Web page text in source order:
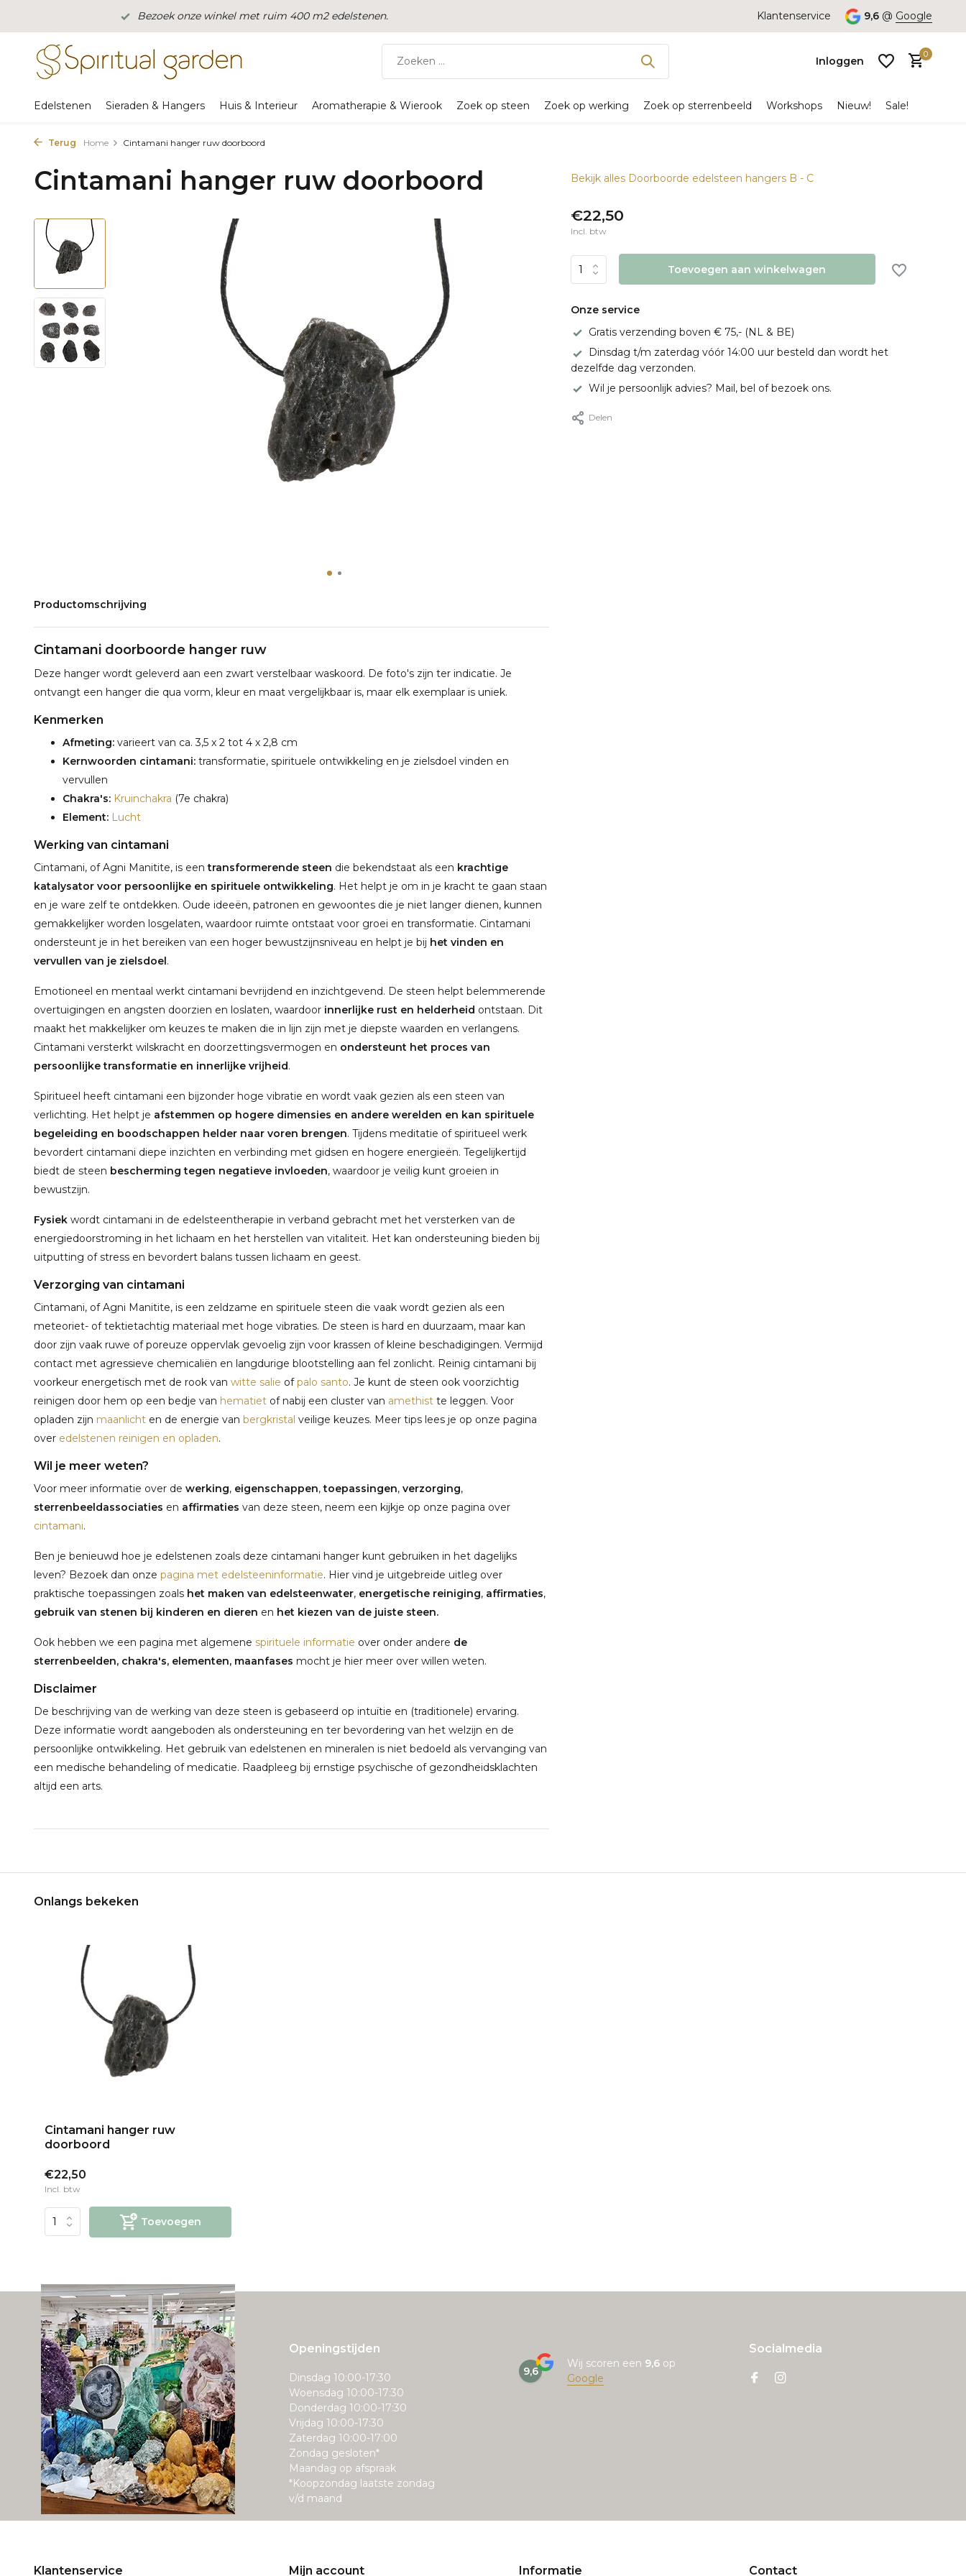
Bezoek onze winkel met ruim 400 m2 edelstenen. Klantenservice 9,6 @ Google
Inloggen
Account
0
Edelstenen Sieraden & Hangers Huis & Interieur Aromatherapie & Wierook Zoek op steen Zoek op werking Zoek op sterrenbeeld Workshops Nieuw! Sale!
Terug Home Cintamani hanger ruw doorboord
Cintamani hanger ruw doorboord
Productomschrijving
Cintamani doorboorde hanger ruw
Deze hanger wordt geleverd aan een zwart verstelbaar waskoord. De foto's zijn ter indicatie. Je
ontvangt een hanger die qua vorm, kleur en maat vergelijkbaar is, maar elk exemplaar is uniek.
Kenmerken
Afmeting: varieert van ca. 3,5 x 2 tot 4 x 2,8 cm
Kernwoorden cintamani: transformatie, spirituele ontwikkeling en je zielsdoel vinden en
vervullen
Chakra's: Kruinchakra (7e chakra)
Element: Lucht
Werking van cintamani
Cintamani, of Agni Manitite, is een transformerende steen die bekendstaat als een krachtige
katalysator voor persoonlijke en spirituele ontwikkeling. Het helpt je om in je kracht te gaan staan
en je ware zelf te ontdekken. Oude ideeën, patronen en gewoontes die je niet langer dienen, kunnen
gemakkelijker worden losgelaten, waardoor ruimte ontstaat voor groei en transformatie. Cintamani
ondersteunt je in het bereiken van een hoger bewustzijnsniveau en helpt je bij het vinden en
vervullen van je zielsdoel.
Emotioneel en mentaal werkt cintamani bevrijdend en inzichtgevend. De steen helpt belemmerende
overtuigingen en angsten doorzien en loslaten, waardoor innerlijke rust en helderheid ontstaan. Dit
maakt het makkelijker om keuzes te maken die in lijn zijn met je diepste waarden en verlangens.
Cintamani versterkt wilskracht en doorzettingsvermogen en ondersteunt het proces van
persoonlijke transformatie en innerlijke vrijheid.
Spiritueel heeft cintamani een bijzonder hoge vibratie en wordt vaak gezien als een steen van
verlichting. Het helpt je afstemmen op hogere dimensies en andere werelden en kan spirituele
begeleiding en boodschappen helder naar voren brengen. Tijdens meditatie of spiritueel werk
bevordert cintamani diepe inzichten en verbinding met gidsen en hogere energieën. Tegelijkertijd
biedt de steen bescherming tegen negatieve invloeden, waardoor je veilig kunt groeien in
bewustzijn.
Fysiek wordt cintamani in de edelsteentherapie in verband gebracht met het versterken van de
energiedoorstroming in het lichaam en het herstellen van vitaliteit. Het kan ondersteuning bieden bij
uitputting of stress en bevordert balans tussen lichaam en geest.
Verzorging van cintamani
Cintamani, of Agni Manitite, is een zeldzame en spirituele steen die vaak wordt gezien als een
meteoriet- of tektietachtig materiaal met hoge vibraties. De steen is hard en duurzaam, maar kan
door zijn vaak ruwe of poreuze oppervlak gevoelig zijn voor krassen of kleine beschadigingen. Vermijd
contact met agressieve chemicaliën en langdurige blootstelling aan fel zonlicht. Reinig cintamani bij
voorkeur energetisch met de rook van witte salie ofpalo santo. Je kunt de steen ook voorzichtig
reinigen door hem op een bedje van hematiet of nabij een cluster van amethist te leggen. Voor
opladen zijn maanlicht en de energie van bergkristal veilige keuzes. Meer tips lees je op onze pagina
over edelstenen reinigen en opladen.
Wil je meer weten?
Voor meer informatie over de werking, eigenschappen,toepassingen, verzorging,
sterrenbeeldassociaties en affirmaties van deze steen, neem een kijkje op onze pagina over
cintamani.
Ben je benieuwd hoe je edelstenen zoals deze cintamani hanger kunt gebruiken in het dagelijks
leven? Bezoek dan onze pagina met edelsteeninformatie. Hier vind je uitgebreide uitleg over
praktische toepassingen zoals het maken van edelsteenwater, energetische reiniging, affirmaties,
gebruik van stenen bij kinderen en dieren en het kiezen van de juiste steen.
Ook hebben we een pagina met algemene spirituele informatie over onder andere de
sterrenbeelden, chakra's, elementen, maanfases mocht je hier meer over willen weten.
Disclaimer
De beschrijving van de werking van deze steen is gebaseerd op intuïtie en (traditionele) ervaring.
Deze informatie wordt aangeboden als ondersteuning en ter bevordering van het welzijn en de
persoonlijke ontwikkeling. Het gebruik van edelstenen en mineralen is niet bedoeld als vervanging van
een medische behandeling of medicatie. Raadpleeg bij ernstige psychische of gezondheidsklachten
altijd een arts.
Bekijk alles Doorboorde edelsteen hangers B - C
€22,50
Incl. btw
Toevoegen aan winkelwagen
Onze service
Gratis verzending boven € 75,- (NL & BE)
Dinsdag t/m zaterdag vóór 14:00 uur besteld dan wordt het
dezelfde dag verzonden.
Wil je persoonlijk advies? Mail, bel of bezoek ons.
Delen
Onlangs bekeken
Cintamani hanger ruw
doorboord
€22,50
Incl. btw
Toevoegen
Openingstijden
Dinsdag 10:00-17:30
Woensdag 10:00-17:30
Donderdag 10:00-17:30
Vrijdag 10:00-17:30
Zaterdag 10:00-17:00
Zondag gesloten*
Maandag op afspraak
*Koopzondag laatste zondag
v/d maand
9,6
Wij scoren een 9,6 op
Google
Socialmedia
Klantenservice Mijn account Informatie Contact